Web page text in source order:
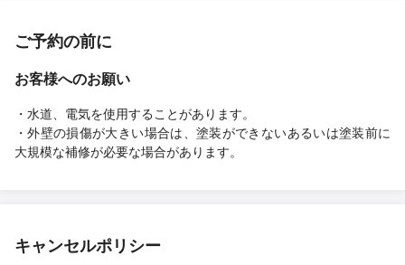
ご予約の前に
お客様へのお願い
・水道、電気を使用することがあります。
・外壁の損傷が大きい場合は、塗装ができないあるいは塗装前に
大規模な補修が必要な場合があります。
キャンセルポリシー